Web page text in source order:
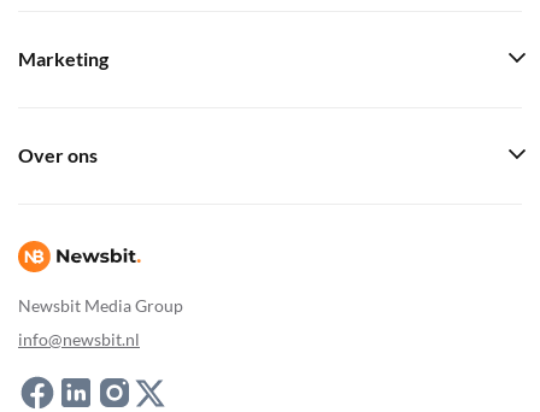
Newsbit Media Group
info@newsbit.nl
Marketing
Over ons